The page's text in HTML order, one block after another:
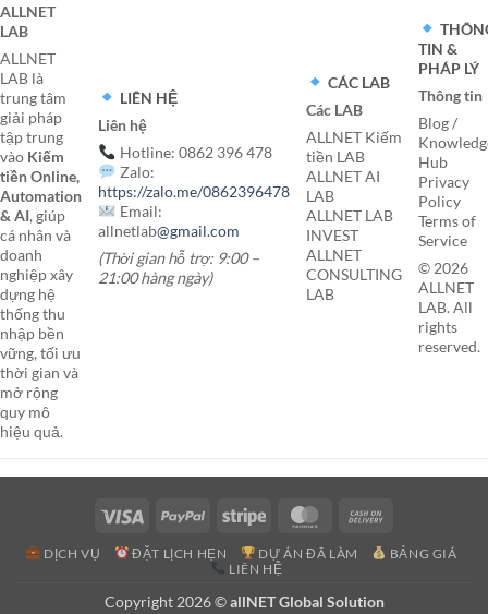
ALLNET
LAB
ALLNET
LAB là
trung tâm
giải pháp
tập trung
vào Kiếm
tiền Online,
Automation
& AI, giúp
cá nhân và
doanh
nghiệp xây
dựng hệ
thống thu
nhập bền
vững, tối ưu
thời gian và
mở rộng
quy mô
hiệu quả.
LIÊN HỆ
Liên hệ
Hotline: 0862 396 478
Zalo:
https://zalo.me/0862396478
Email:
allnetlab@gmail.com
(Thời gian hỗ trợ: 9:00 –
21:00 hàng ngày)
CÁC LAB
Các LAB
ALLNET Kiếm
tiền LAB
ALLNET AI
LAB
ALLNET LAB
INVEST
ALLNET
CONSULTING
LAB
TIN &
PHÁP LÝ
Thông tin
Blog /
Hub
Privacy
Policy
Terms of
Service
© 2026
ALLNET
LAB. All
rights
reserved.
Visa PayPal Stripe MasterCard
Delivery
DỊCH VỤ ĐẶT LỊCH HẸN DỰ ÁN ĐÃ LÀM
BẢNG GIÁ
LIÊN HỆ
Copyright 2026 ©allNET Global Solution